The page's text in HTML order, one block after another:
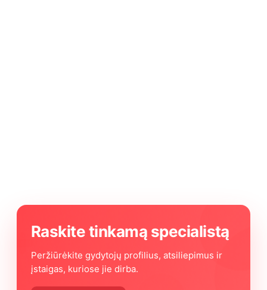
Raskite tinkamą specialistą
Peržiūrėkite gydytojų profilius, atsiliepimus ir
įstaigas, kuriose jie dirba.